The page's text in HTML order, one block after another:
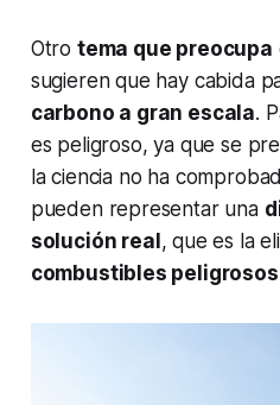
Otro tema que preocupa
sugieren que hay cabida
carbono a gran escala.
es peligroso, ya que se
la ciencia no ha
pueden representar una
solución real, que es la
combustibles peligrosos